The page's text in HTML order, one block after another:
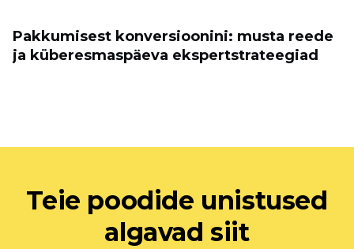
Pakkumisest konversioonini: musta reede
ja küberesmaspäeva ekspertstrateegiad
Teie poodide unistused
algavad siit